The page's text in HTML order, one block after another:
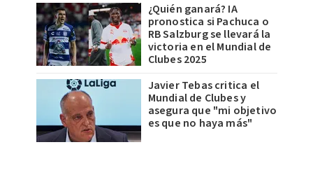
¿Quién ganará? IA
pronostica si Pachuca o
RB Salzburg se llevará la
victoria en el Mundial de
Clubes 2025
Javier Tebas critica el
Mundial de Clubes y
asegura que "mi objetivo
es que no haya más"